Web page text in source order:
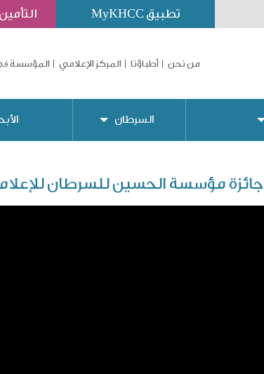
تطبيق MyKHCC
من نحن أطباؤنا المركز الإعلامي المؤسسة في
السرطان
جائزة مؤسسة الحسين للسرطان